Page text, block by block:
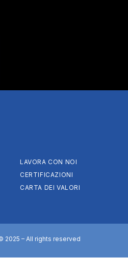
LAVORA CON NOI
CERTIFICAZIONI
CARTA DEI VALORI
2025 – All rights reserved